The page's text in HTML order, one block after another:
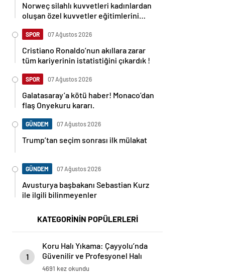
Norweç silahlı kuvvetleri kadınlardan
oluşan özel kuvvetler eğitimlerini
SPOR 07 Ağustos 2026
Cristiano Ronaldo’nun akıllara zarar
tüm kariyerinin istatistiğini çıkardık !
SPOR 07 Ağustos 2026
Galatasaray’a kötü haber! Monaco’dan
flaş Onyekuru kararı.
GÜNDEM 07 Ağustos 2026
Trump’tan seçim sonrası ilk mülakat
GÜNDEM 07 Ağustos 2026
Avusturya başbakanı Sebastian Kurz
ile ilgili bilinmeyenler
KATEGORİNİN POPÜLERLERİ
1
Koru Halı Yıkama: Çayyolu’nda
Güvenilir ve Profesyonel Halı
Temizliği
4691 kez okundu